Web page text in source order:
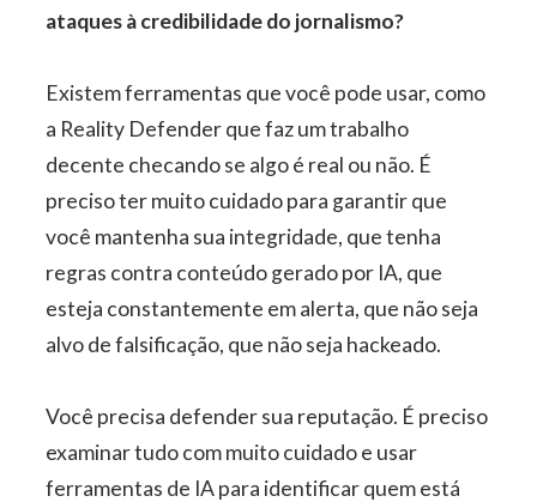
ataques à credibilidade do jornalismo?
Existem ferramentas que você pode usar, como
a Reality Defender que faz um trabalho
decente checando se algo é real ou não. É
preciso ter muito cuidado para garantir que
você mantenha sua integridade, que tenha
regras contra conteúdo gerado por IA, que
esteja constantemente em alerta, que não seja
alvo de falsificação, que não seja hackeado.
Você precisa defender sua reputação. É preciso
examinar tudo com muito cuidado e usar
ferramentas de IA para identificar quem está